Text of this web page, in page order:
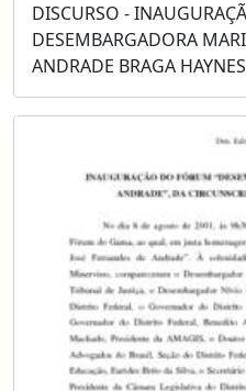
DISCURSO -
DESEMBARGADORA
ANDRADE BRAGA